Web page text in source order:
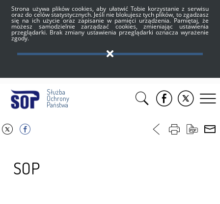
Strona używa plików cookies, aby ułatwić Tobie korzystanie z serwisu
oraz do celów statystycznych. Jeśli nie blokujesz tych plików, to zgadzasz
się na ich użycie oraz zapisanie w pamięci urządzenia. Pamiętaj, że
możesz samodzielnie zarządzać cookies, zmieniając ustawienia
przeglądarki. Brak zmiany ustawienia przeglądarki oznacza wyrażenie
zgody.
Służba
Ochrony
Państwa
SOP